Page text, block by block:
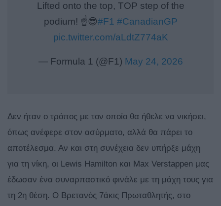
Lifted onto the top, TOP step of the
podium! ☝😎#F1 #CanadianGP
pic.twitter.com/aLdtZ774aK
— Formula 1 (@F1) May 24, 2026
Δεν ήταν ο τρόπος με τον οποίο θα ήθελε να νικήσει,
όπως ανέφερε στον ασύρματο, αλλά θα πάρει το
αποτέλεσμα. Αν και στη συνέχεια δεν υπήρξε μάχη
για τη νίκη, οι Lewis Hamilton και Max Verstappen μας
έδωσαν ένα συναρπαστικό φινάλε με τη μάχη τους για
τη 2η θέση. Ο Βρετανός 7άκις Πρωταθλητής, στο